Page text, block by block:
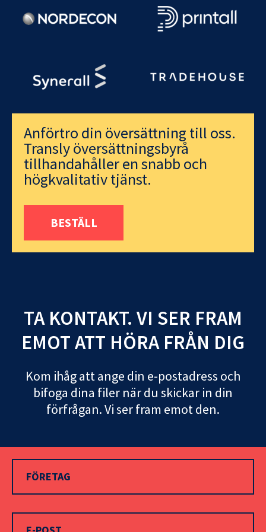
Anförtro din översättning till oss.
Transly översättningsbyrå
tillhandahåller en snabb och
högkvalitativ tjänst.
BESTÄLL
TA KONTAKT. VI SER FRAM
EMOT ATT HÖRA FRÅN DIG
Kom ihåg att ange din e-postadress och
bifoga dina filer när du skickar in din
förfrågan. Vi ser fram emot den.